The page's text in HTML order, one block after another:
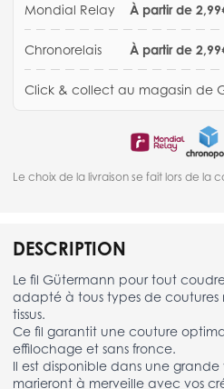
Mondial Relay À partir de
Chronorelais À partir de
Click & collect au magasin de
Le choix de la livraison se fait lors de la
DESCRIPTION
Le fil Gütermann pour tout
adapté à tous types de
tissus.
Ce fil garantit une couture
effilochage et sans fronce.
Il est disponible dans une
marieront à merveille avec vos